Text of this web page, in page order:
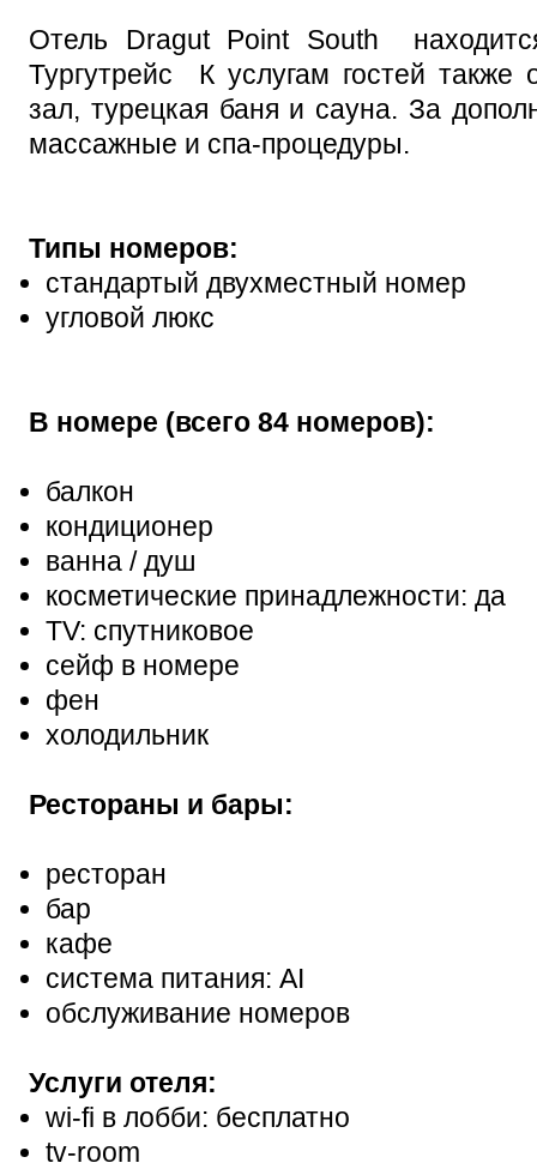
Отель Dragut Point South
Тургутрейс К услугам гостей
зал, турецкая баня и сауна. За
массажные и спа-процедуры.
Типы номеров:
стандартый двухместный номер
угловой люкс
В номере (всего 84 номеров):
балкон
кондиционер
ванна / душ
косметические принадлежности: да
TV: спутниковое
сейф в номере
фен
холодильник
Рестораны и бары:
ресторан
бар
кафе
система питания: AI
обслуживание номеров
Услуги отеля:
wi-fi в лобби: бесплатно
tv-room